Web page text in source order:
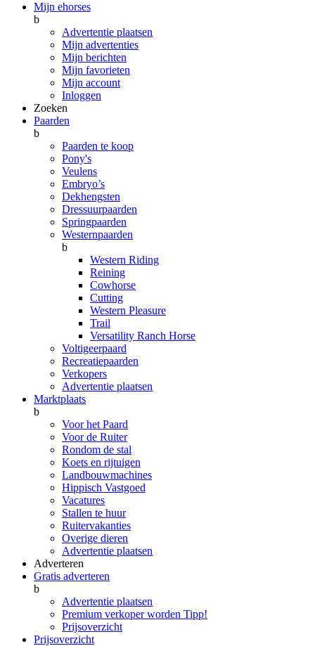
Mijn ehorses
b
Advertentie plaatsen
Mijn advertenties
Mijn berichten
Mijn favorieten
Mijn account
Inloggen
Zoeken
Paarden
b
Paarden te koop
Pony's
Veulens
Embryo’s
Dekhengsten
Dressuurpaarden
Springpaarden
Westernpaarden
b
Western Riding
Reining
Cowhorse
Cutting
Western Pleasure
Trail
Versatility Ranch Horse
Voltigeerpaard
Recreatiepaarden
Verkopers
Advertentie plaatsen
Marktplaats
b
Voor het Paard
Voor de Ruiter
Rondom de stal
Koets en rijtuigen
Landbouwmachines
Hippisch Vastgoed
Vacatures
Stallen te huur
Ruitervakanties
Overige dieren
Advertentie plaatsen
Adverteren
Gratis adverteren
b
Advertentie plaatsen
Premium verkoper worden Tipp!
Prijsoverzicht
Prijsoverzicht